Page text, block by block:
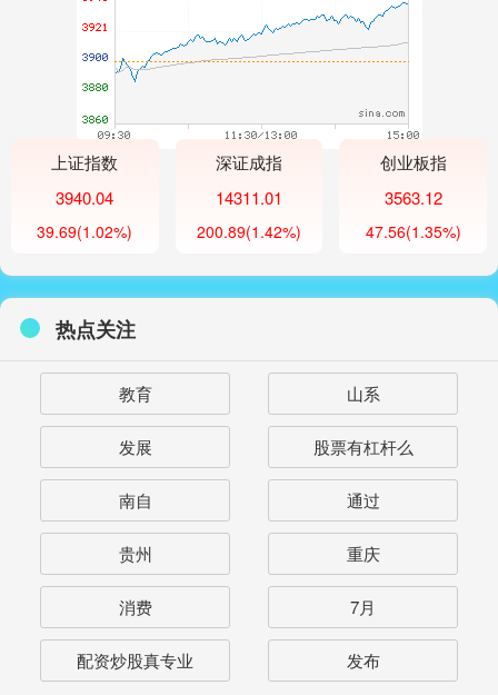
上证指数
3940.04
39.69(1.02%)
深证成指
14311.01
200.89(1.42%)
创业板指
3563.12
47.56(1.35%)
热点关注
教育 山系
发展 股票有杠杆么
南自 通过
贵州 重庆
消费 7月
配资炒股真专业 发布